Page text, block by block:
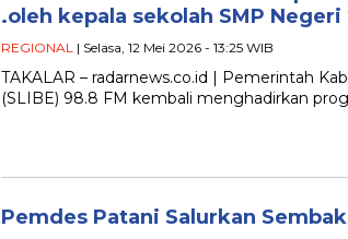
.oleh kepala sekolah SMP
REGIONAL | Selasa, 12 Mei 2026 - 13:25 WIB
TAKALAR – radarnews.co.id | Pemerintah
(SLIBE) 98.8 FM kembali menghadirkan
Pemdes Patani Salurkan